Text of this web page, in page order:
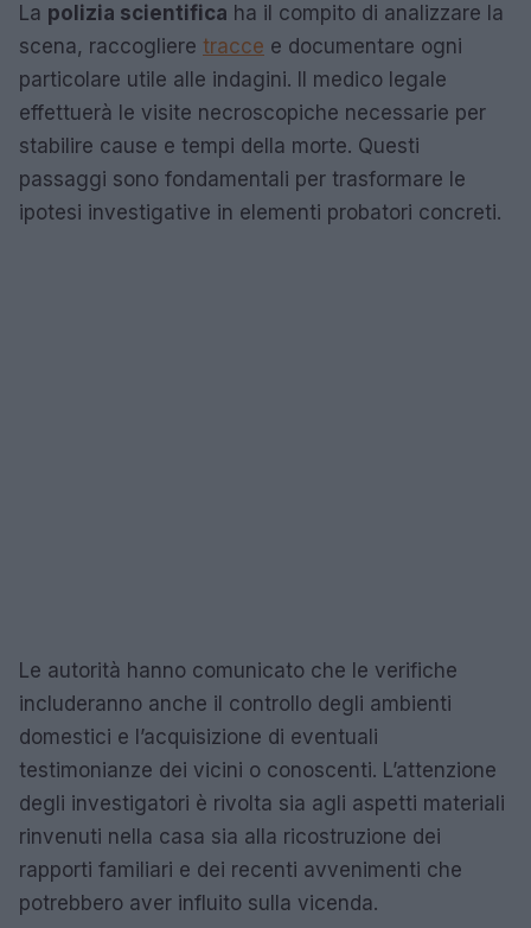
La polizia scientifica ha il compito di analizzare la
scena, raccogliere tracce e documentare ogni
particolare utile alle indagini. Il medico legale
effettuerà le visite necroscopiche necessarie per
stabilire cause e tempi della morte. Questi
passaggi sono fondamentali per trasformare le
ipotesi investigative in elementi probatori concreti.
Le autorità hanno comunicato che le verifiche
includeranno anche il controllo degli ambienti
domestici e l’acquisizione di eventuali
testimonianze dei vicini o conoscenti. L’attenzione
degli investigatori è rivolta sia agli aspetti materiali
rinvenuti nella casa sia alla ricostruzione dei
rapporti familiari e dei recenti avvenimenti che
potrebbero aver influito sulla vicenda.